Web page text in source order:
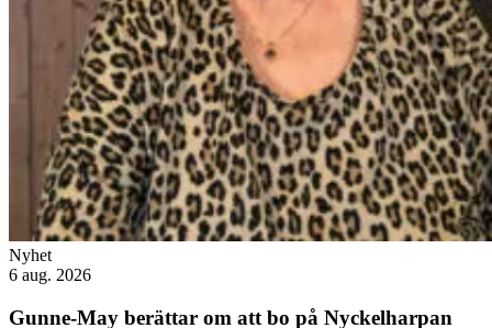
Nyhet
6 aug. 2026
Gunne-May berättar om att bo på Nyckelharpan